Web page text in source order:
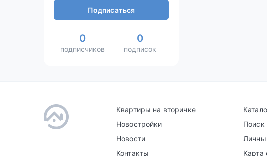
Подписаться
0
подписчиков
0
подписок
Квартиры на вторичке
Новостройки
Новости
Контакты
Поиск
Карта